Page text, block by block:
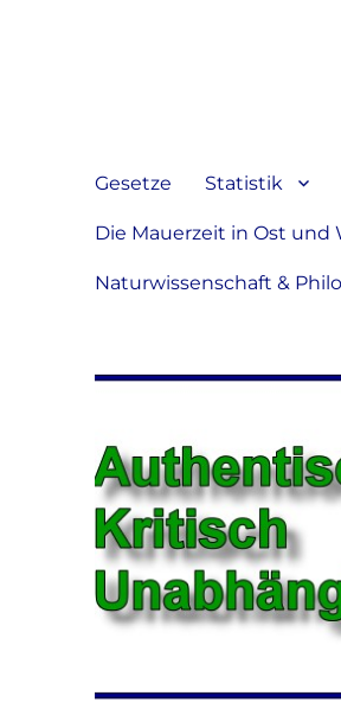
verbreiten
Gesetze Statistik
Die Mauerzeit in Ost und
Naturwissenschaft &